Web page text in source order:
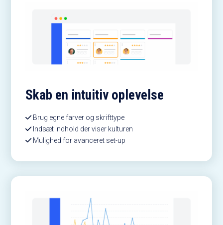
Skab en intuitiv oplevelse
Brug egne farver og skrifttype
Indsæt indhold der viser kulturen
Mulighed for avanceret set-up